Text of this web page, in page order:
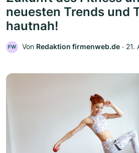
neuesten Trends und
hautnah!
FW Von Redaktion firmenweb.de ‧ 21.